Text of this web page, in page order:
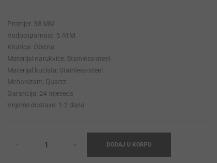
Promjer: 38 MM
Vodootpornost: 5 ATM
Krunica: Obicna
Materijal narukvice: Stainless-steel
Materijal kucista: Stainless-steel
Mehanizam: Quartz
Garancija: 24 mjeseca
Vrijeme dostave: 1-2 dana
DODAJ U KORPU